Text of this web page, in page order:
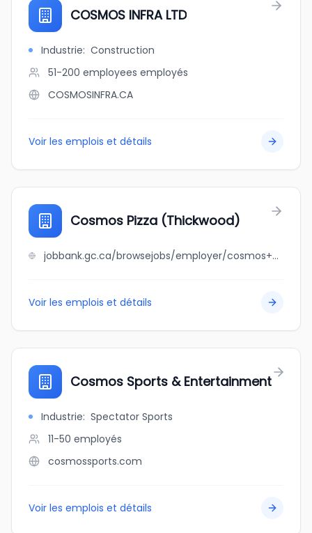
COSMOS INFRA LTD
Industrie: Construction
51-200 employees employés
COSMOSINFRA.CA
Voir les emplois et détails
Cosmos Pizza (Thickwood)
jobbank.gc.ca/browsejobs/employer/cosmos+pizza+%28thickwood%29/ca
Voir les emplois et détails
Cosmos Sports & Entertainment
Industrie: Spectator Sports
11-50 employés
cosmossports.com
Voir les emplois et détails